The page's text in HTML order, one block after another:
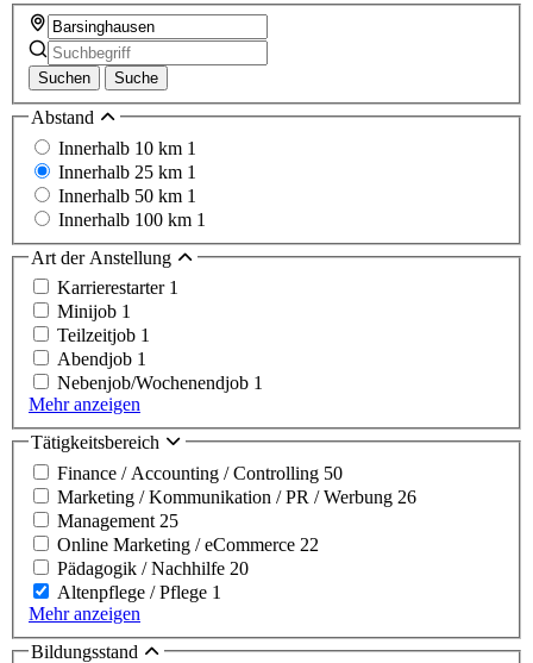
Suchen Suche
Abstand
Innerhalb 10 km 1
Innerhalb 25 km 1
Innerhalb 50 km 1
Innerhalb 100 km 1
Art der Anstellung
Karrierestarter 1
Minijob 1
Teilzeitjob 1
Abendjob 1
Nebenjob/Wochenendjob 1
Mehr anzeigen
Tätigkeitsbereich
Finance / Accounting / Controlling 50
Marketing / Kommunikation / PR / Werbung 26
Management 25
Online Marketing / eCommerce 22
Pädagogik / Nachhilfe 20
Altenpflege / Pflege 1
Mehr anzeigen
Bildungsstand